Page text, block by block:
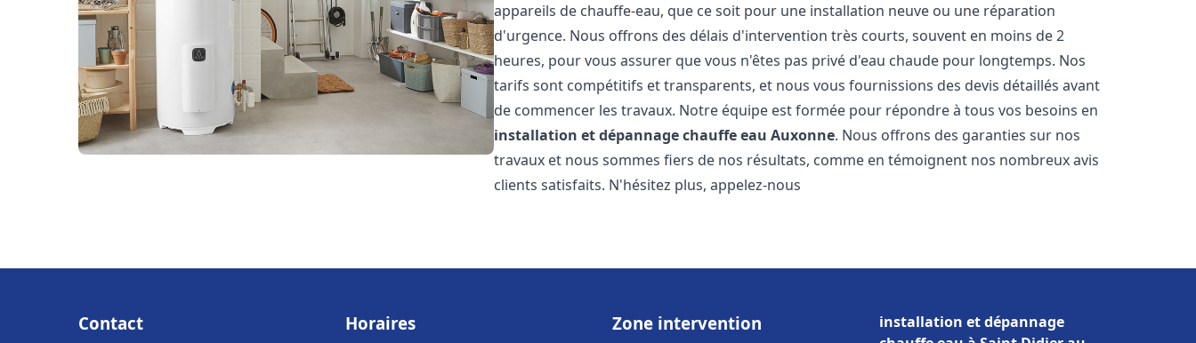
appareils de chauffe-eau, que ce soit pour une installation neuve ou une réparation
d'urgence. Nous offrons des délais d'intervention très courts, souvent en moins de 2
heures, pour vous assurer que vous n'êtes pas privé d'eau chaude pour longtemps. Nos
tarifs sont compétitifs et transparents, et nous vous fournissions des devis détaillés avant
de commencer les travaux. Notre équipe est formée pour répondre à tous vos besoins en
installation et dépannage chauffe eau Auxonne. Nous offrons des garanties sur nos
travaux et nous sommes fiers de nos résultats, comme en témoignent nos nombreux avis
clients satisfaits. N'hésitez plus, appelez-nous
Contact Horaires Zone intervention
installation et dépannage